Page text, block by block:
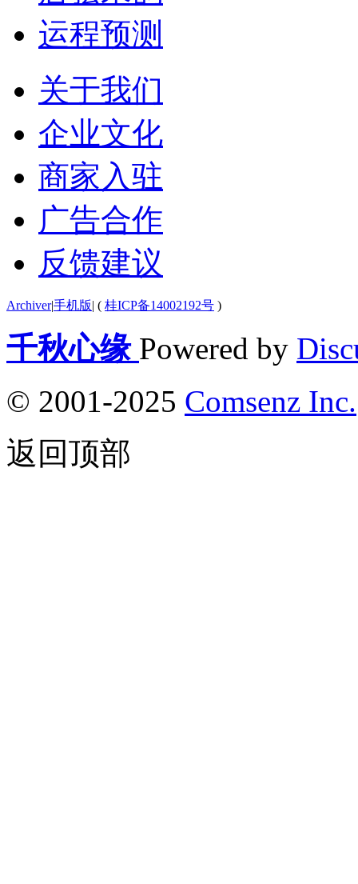
运程预测
关于我们
企业文化
商家入驻
广告合作
反馈建议
Archiver|手机版| ( 桂ICP备14002192号 )
千秋心缘 Powered by
© 2001-2025 Comsenz Inc.
返回顶部